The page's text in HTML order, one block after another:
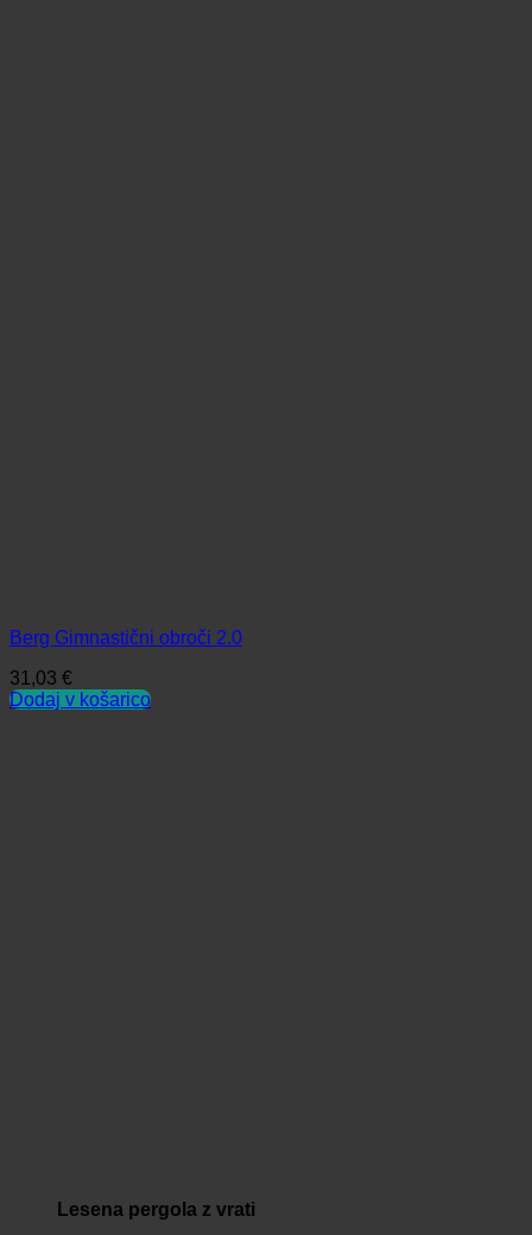
Lesena pergola z vrati
Berg Gimnastični obroči 2.0
31,03 €
Dodaj v košarico